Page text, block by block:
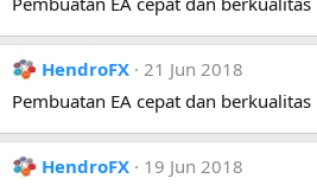
HendroFX 21 Jun 2018
Pembuatan EA cepat dan berkualitas
HendroFX
19 Jun 2018